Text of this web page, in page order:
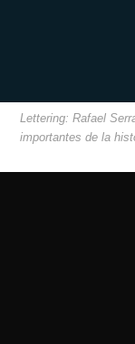
Lettering: Rafael
importantes de la